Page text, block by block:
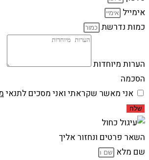
אימייל
כמות נדרשת
הערות מיוחדות
הסכמה
אני מאשר שקראתי ואני מסכים לתנאי
שלח
השאר פרטים ונחזור אליך
שם מלא